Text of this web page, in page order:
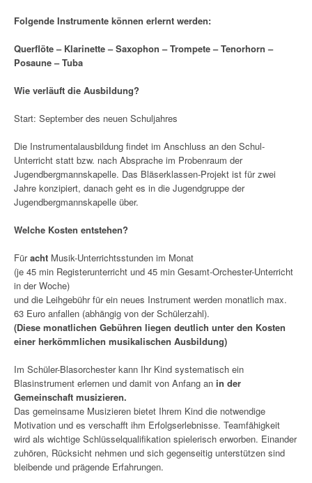
Folgende Instrumente können erlernt werden:
Querflöte – Klarinette – Saxophon – Trompete – Tenorhorn –
Posaune – Tuba
Wie verläuft die Ausbildung?
Start: September des neuen Schuljahres
Die Instrumentalausbildung findet im Anschluss an den Schul-
Unterricht statt bzw. nach Absprache im Probenraum der
Jugendbergmannskapelle. Das Bläserklassen-Projekt ist für zwei
Jahre konzipiert, danach geht es in die Jugendgruppe der
Jugendbergmannskapelle über.
Welche Kosten entstehen?
Füracht Musik-Unterrichtsstunden im Monat
(je 45 min Registerunterricht und 45 min Gesamt-Orchester-Unterricht
in der Woche)
und die Leihgebühr für ein neues Instrument werden monatlich max.
63 Euro anfallen (abhängig von der Schülerzahl).
(Diese monatlichen Gebühren liegen deutlich unter den Kosten
einer herkömmlichen musikalischen Ausbildung)
Im Schüler-Blasorchester kann Ihr Kind systematisch ein
Blasinstrument erlernen und damit von Anfang an in der
Gemeinschaft musizieren.
Das gemeinsame Musizieren bietet Ihrem Kind die notwendige
Motivation und es verschafft ihm Erfolgserlebnisse. Teamfähigkeit
wird als wichtige Schlüsselqualifikation spielerisch erworben. Einander
zuhören, Rücksicht nehmen und sich gegenseitig unterstützen sind
bleibende und prägende Erfahrungen.